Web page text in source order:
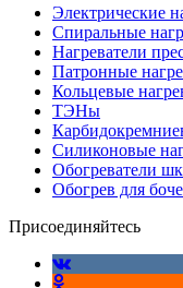
Электрические
Спиральные
Нагреватели
Патронные
Кольцевые
ТЭНы
Силиконовые
Обогреватели
Обогрев для
Присоединяйтесь